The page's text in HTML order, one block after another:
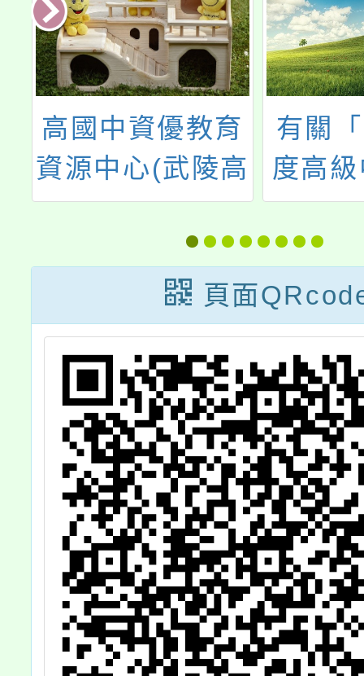
高國中資優教育
資源中心(武陵高
中)辦理本市112
學年度第1學期
資優學生家長親
職教育講座「駕
馭人工智慧，需
有智慧的孩子」
歡迎踴躍參加。
有關
度高
藝術
招生
合分
頁面